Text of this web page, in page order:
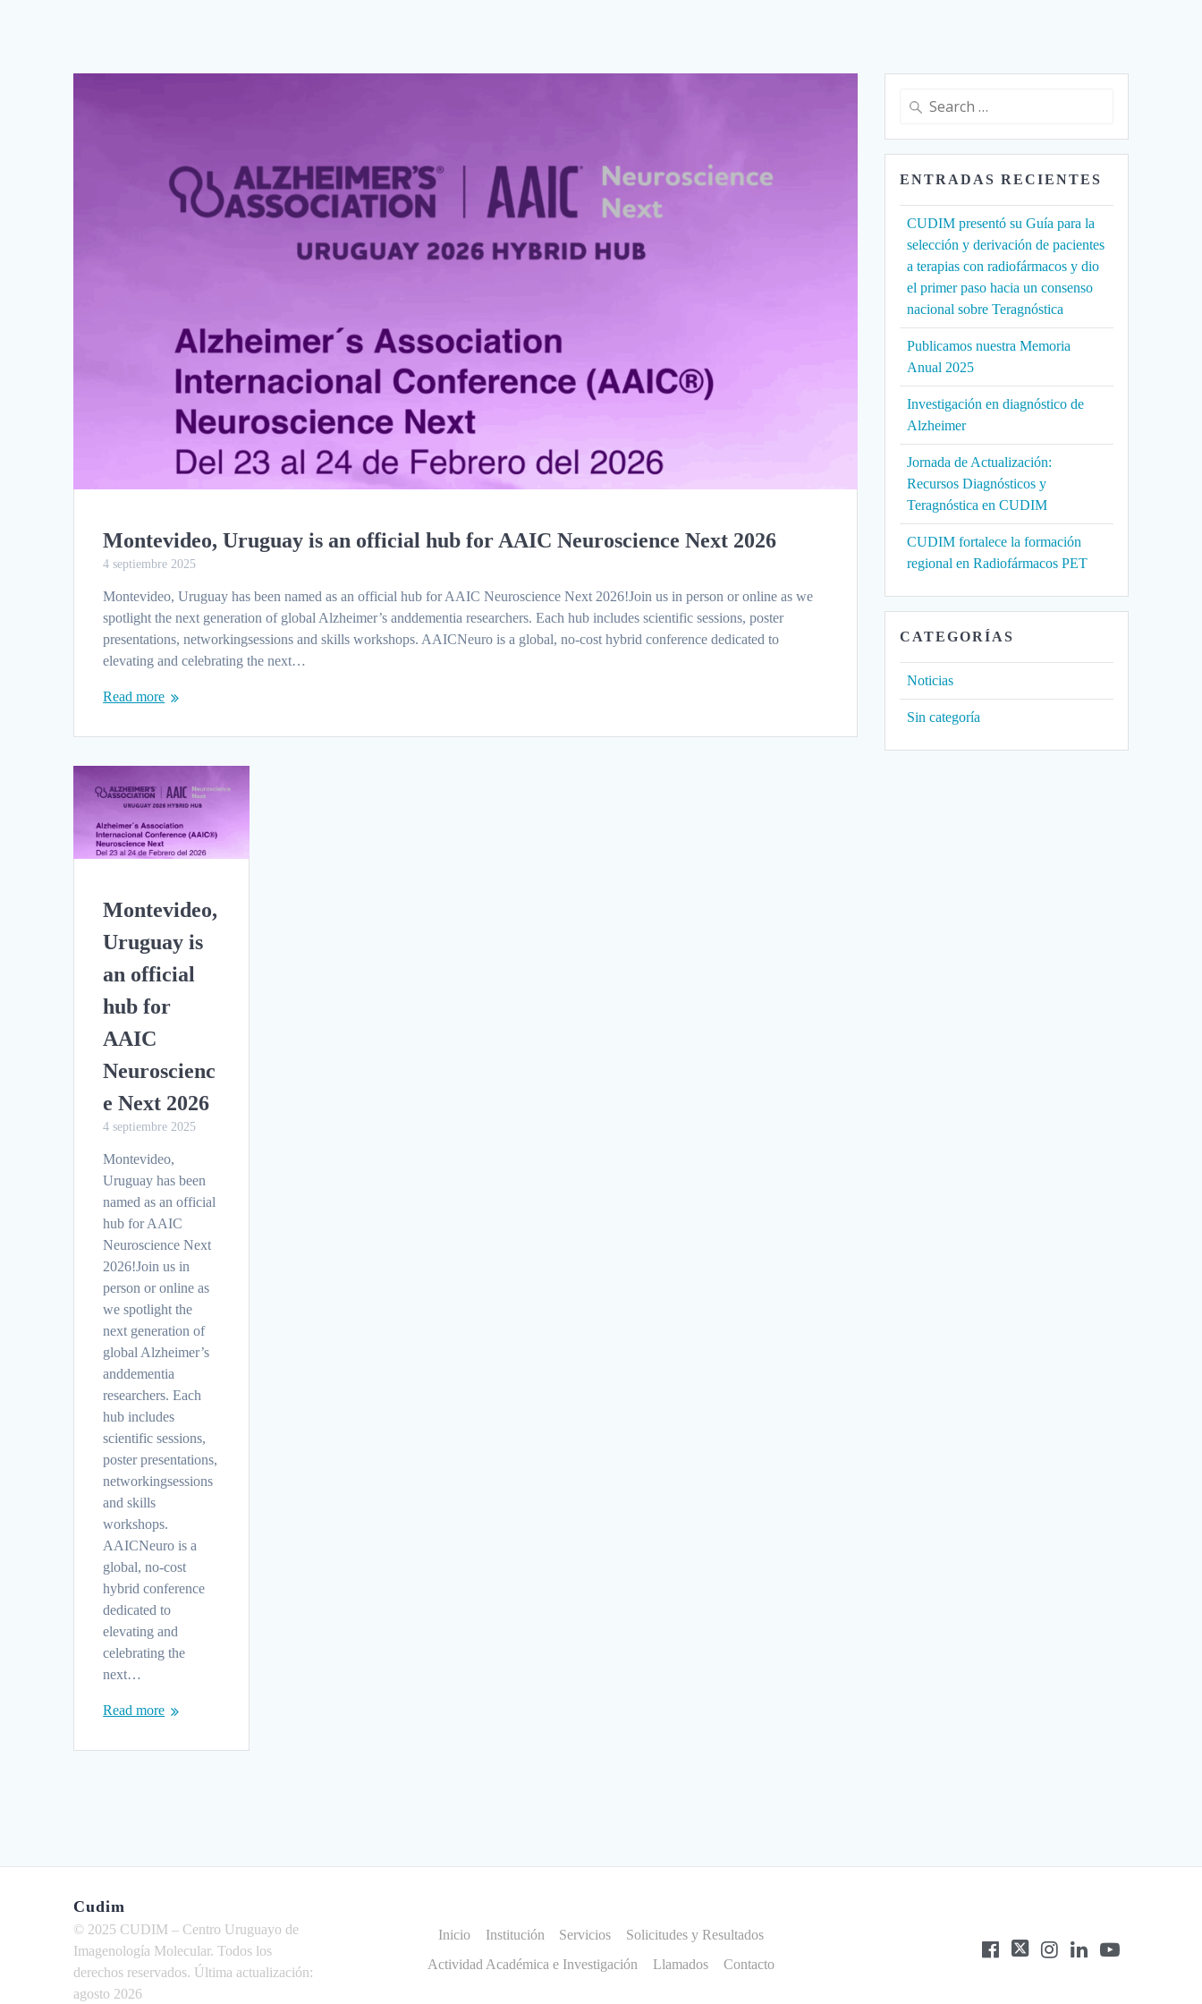
Montevideo, Uruguay is an official hub for AAIC Neuroscience Next 2026
4 septiembre 2025
Montevideo, Uruguay has been named as an official hub for AAIC Neuroscience Next 2026!Join us in person or online as we
spotlight the next generation of global Alzheimer’s anddementia researchers. Each hub includes scientific sessions, poster
presentations, networkingsessions and skills workshops. AAICNeuro is a global, no-cost hybrid conference dedicated to
elevating and celebrating the next…
Read more
Montevideo,
Uruguay is
an official
hub for
AAIC
Neuroscienc
e Next 2026
4 septiembre 2025
Montevideo,
Uruguay has been
named as an official
hub for AAIC
Neuroscience Next
2026!Join us in
person or online as
we spotlight the
next generation of
global Alzheimer’s
anddementia
researchers. Each
hub includes
scientific sessions,
poster presentations,
networkingsessions
and skills
workshops.
AAICNeuro is a
global, no-cost
hybrid conference
dedicated to
elevating and
celebrating the
next…
Read more
Search
ENTRADAS RECIENTES
CUDIM presentó su Guía para la
selección y derivación de pacientes
a terapias con radiofármacos y dio
el primer paso hacia un consenso
nacional sobre Teragnóstica
Publicamos nuestra Memoria
Anual 2025
Investigación en diagnóstico de
Alzheimer
Jornada de Actualización:
Recursos Diagnósticos y
Teragnóstica en CUDIM
CUDIM fortalece la formación
regional en Radiofármacos PET
CATEGORÍAS
Noticias
Sin categoría
Cudim
© 2025 CUDIM – Centro Uruguayo de
Imagenología Molecular. Todos los
derechos reservados. Última actualización:
agosto 2026
Inicio Institución Servicios
Solicitudes y Resultados
Actividad Académica e Investigación
Llamados Contacto